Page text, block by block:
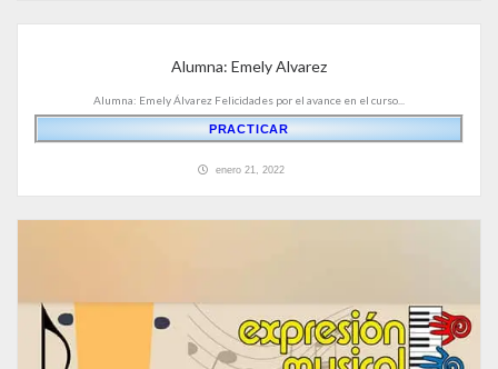
Alumna: Emely Alvarez
Alumna: Emely Álvarez Felicidades por el avance en el curso...
PRACTICAR
enero 21, 2022